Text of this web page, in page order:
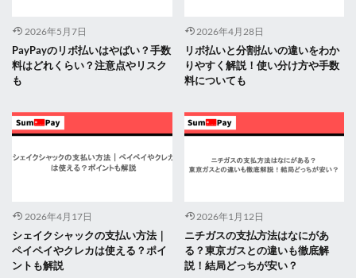
2026年5月7日
PayPayのリボ払いはやばい？手数
料はどれくらい？注意点やリスク
も
2026年4月28日
リボ払いと分割払いの違いをわか
りやすく解説！使い分け方や手数
料についても
2026年4月17日
シェイクシャックの支払い方法｜
ペイペイやクレカは使える？ポイ
ントも解説
2026年1月12日
ニチガスの支払方法はなにがあ
る？東京ガスとの違いも徹底解
説！結局どっちが安い？